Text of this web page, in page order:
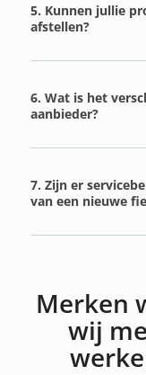
5. Kunnen jullie
afstellen?
6. Wat is het
aanbieder?
7. Zijn er
van een nieuwe
Merken
wij